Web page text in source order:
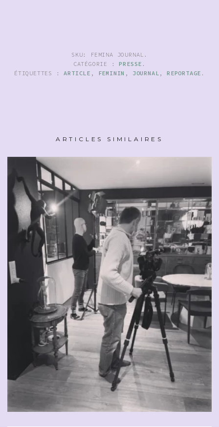
SKU: FEMINA JOURNAL .
CATÉGORIE :PRESSE .
ÉTIQUETTES :ARTICLE , FEMININ , JOURNAL ,REPORTAGE .
ARTICLES SIMILAIRES